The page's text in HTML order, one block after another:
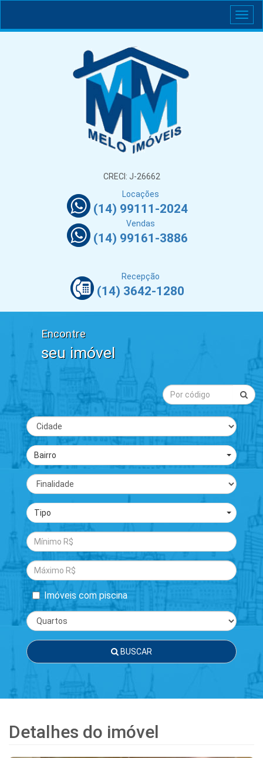
CRECI: J-26662
Locações
(14) 99111-2024
Vendas
(14) 99161-3886
Recepção
(14) 3642-1280
Encontre
seu imóvel
Bairro
Tipo
Imóveis com piscina
BUSCAR
Detalhes do imóvel